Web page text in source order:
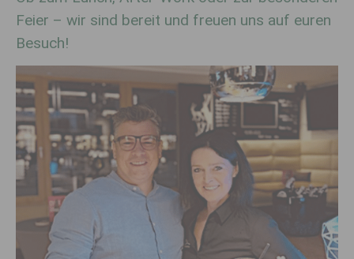
Feier – wir sind bereit und freuen uns auf euren
Besuch!